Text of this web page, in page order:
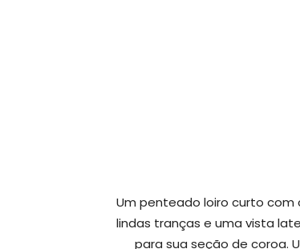
Um penteado loiro curto
lindas tranças e uma vista
para sua seção de coroa.